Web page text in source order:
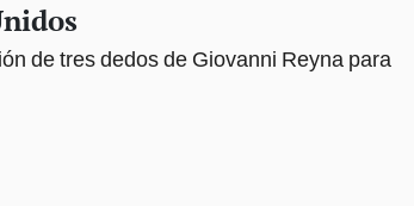
de tres dedos de Giovanni Reyna para